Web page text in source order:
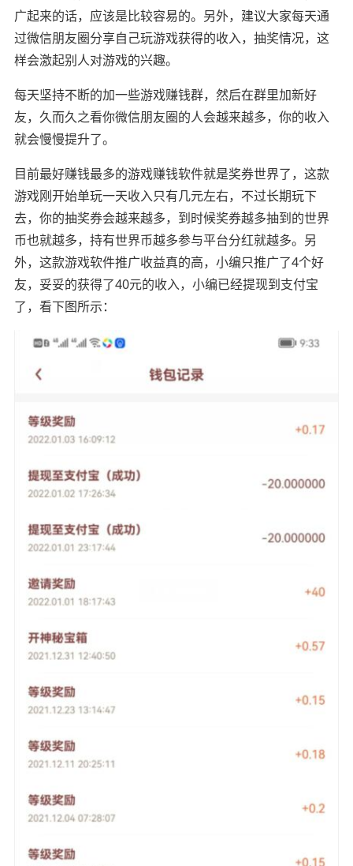
广起来的话，应该是比较容易的。另外，建议大家每天通
过微信朋友圈分享自己玩游戏获得的收入，抽奖情况，这
样会激起别人对游戏的兴趣。
每天坚持不断的加一些游戏赚钱群，然后在群里加新好
友，久而久之看你微信朋友圈的人会越来越多，你的收入
就会慢慢提升了。
目前最好赚钱最多的游戏赚钱软件就是奖券世界了，这款
游戏刚开始单玩一天收入只有几元左右，不过长期玩下
去，你的抽奖券会越来越多，到时候奖券越多抽到的世界
币也就越多，持有世界币越多参与平台分红就越多。另
外，这款游戏软件推广收益真的高，小编只推广了4个好
友，妥妥的获得了40元的收入，小编已经提现到支付宝
了，看下图所示：